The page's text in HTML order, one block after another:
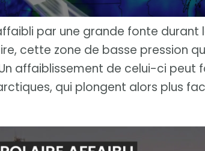
par une grande fonte durant
cette zone de basse pression
affaiblissement de celui-ci peut
qui plongent alors plus